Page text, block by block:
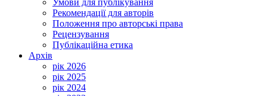
Умови для публікування
Рекомендації для авторів
Положення про авторські права
Рецензування
Публікаційна етика
Архів
рік 2026
рік 2025
рік 2024